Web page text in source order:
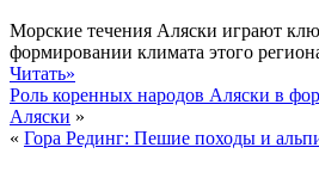
Морские течения Аляски играют
формировании климата этого
Читать»
Роль коренных народов Аляски в
Аляски »
« Гора Рединг: Пешие походы и